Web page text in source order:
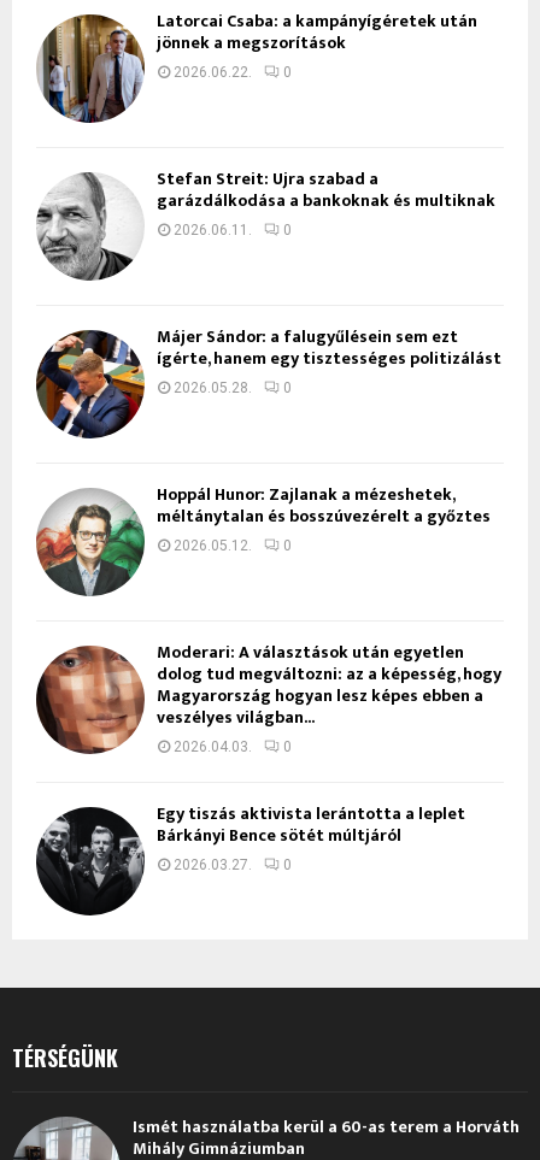
Latorcai Csaba: a kampányígéretek után
jönnek a megszorítások
2026.06.22. 0
Stefan Streit: Újra szabad a
garázdálkodása a bankoknak és multiknak
2026.06.11. 0
Májer Sándor: a falugyűlésein sem ezt
ígérte, hanem egy tisztességes politizálást
2026.05.28. 0
Hoppál Hunor: Zajlanak a mézeshetek,
méltánytalan és bosszúvezérelt a győztes
2026.05.12. 0
Moderari: A választások után egyetlen
dolog tud megváltozni: az a képesség, hogy
Magyarország hogyan lesz képes ebben a
veszélyes világban...
2026.04.03. 0
Egy tiszás aktivista lerántotta a leplet
Bárkányi Bence sötét múltjáról
2026.03.27. 0
TÉRSÉGÜNK
Ismét használatba kerül a 60-as terem a Horváth
Mihály Gimnáziumban